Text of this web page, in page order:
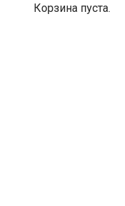
Корзина пуста.